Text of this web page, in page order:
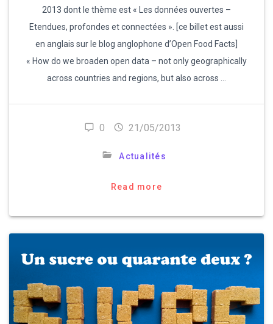
2013 dont le thème est « Les données ouvertes –
Etendues, profondes et connectées ». [ce billet est aussi
en anglais sur le blog anglophone d’Open Food Facts]
« How do we broaden open data – not only geographically
across countries and regions, but also across …
0 21/05/2013
Actualités
Read more